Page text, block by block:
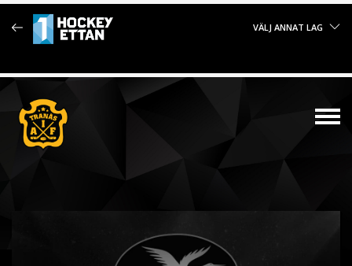
VÄLJ ANNAT LAG